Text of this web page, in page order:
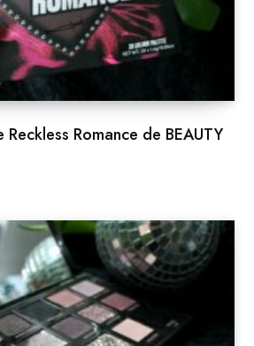
Romance de BEAUTY